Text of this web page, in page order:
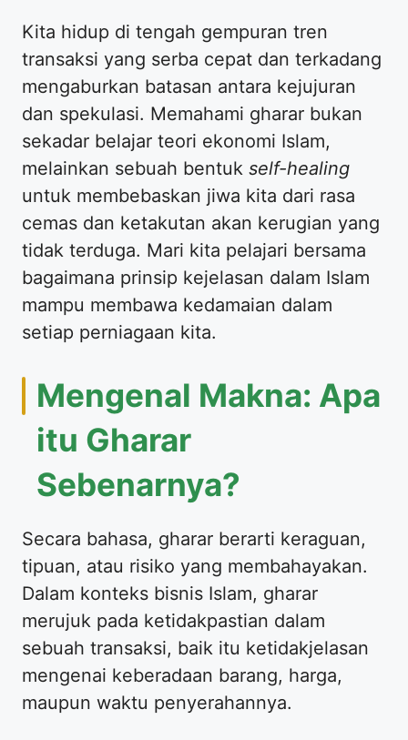
Kita hidup di tengah gempuran tren
transaksi yang serba cepat dan terkadang
mengaburkan batasan antara kejujuran
dan spekulasi. Memahami gharar bukan
sekadar belajar teori ekonomi Islam,
melainkan sebuah bentuk self-healing
untuk membebaskan jiwa kita dari rasa
cemas dan ketakutan akan kerugian yang
tidak terduga. Mari kita pelajari bersama
bagaimana prinsip kejelasan dalam Islam
mampu membawa kedamaian dalam
setiap perniagaan kita.
Mengenal Makna: Apa
itu Gharar
Sebenarnya?
Secara bahasa, gharar berarti keraguan,
tipuan, atau risiko yang membahayakan.
Dalam konteks bisnis Islam, gharar
merujuk pada ketidakpastian dalam
sebuah transaksi, baik itu ketidakjelasan
mengenai keberadaan barang, harga,
maupun waktu penyerahannya.